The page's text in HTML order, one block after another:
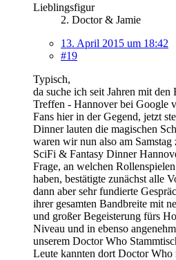
Lieblingsfigur
2. Doctor & Jamie
13. April 2015 um 18:42
#19
Typisch,
da suche ich seit Jahren mit
Treffen - Hannover bei Google
Fans hier in der Gegend, jetzt
Dinner lauten die magischen
waren wir nun also am Samstag
SciFi & Fantasy Dinner
Frage, an welchen
haben, bestätigte zunächst alle
dann aber sehr fundierte
ihrer gesamten Bandbreite mit
und großer Begeisterung fürs
Niveau und in ebenso
unserem Doctor Who
Leute kannten dort Doctor Who